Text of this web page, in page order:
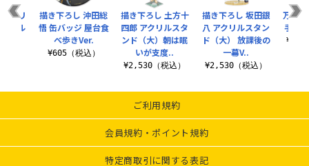
描き下ろし 土方十
四郎 アクリルスタ
ンド（大）朝は眠
いが支度..
¥2,530（税込）
描き下ろし 坂田銀
八 アクリルスタン
ド（大） 放課後の
一幕V..
¥2,530（税込）
万事
手ド
クリ
ホル
描き下ろし 沖田総
悟 缶バッジ 屋台食
べ歩きVer.
¥605（税込）
ご利用規約
会員規約・ポイント規約
特定商取引に関する表記